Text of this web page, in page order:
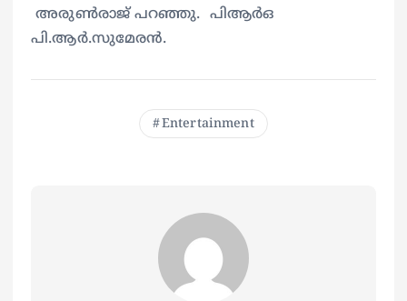
അരുണ്‍രാജ് പറഞ്ഞു. പിആര്‍ഒ
പി.ആർ.സുമേരൻ.
Entertainment